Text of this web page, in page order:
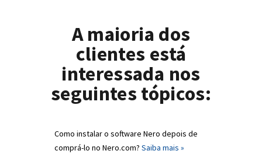
A maioria dos
clientes está
interessada nos
seguintes tópicos:
Como instalar o software Nero depois de
comprá-lo no Nero.com? Saiba mais »